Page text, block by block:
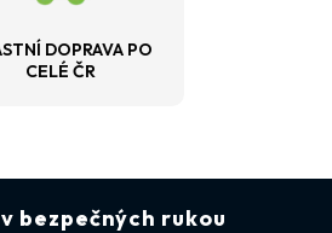
DOPRAVA PO
CELÉ ČR
bezpečných rukou